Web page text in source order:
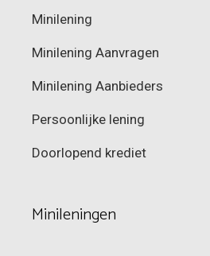
Minilening
Minilening Aanvragen
Minilening Aanbieders
Persoonlijke lening
Doorlopend krediet
Minileningen